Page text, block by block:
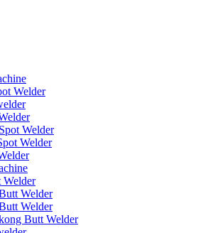
Welder
Welder
Welder
Welder
Welder
Welder
Butt Welder